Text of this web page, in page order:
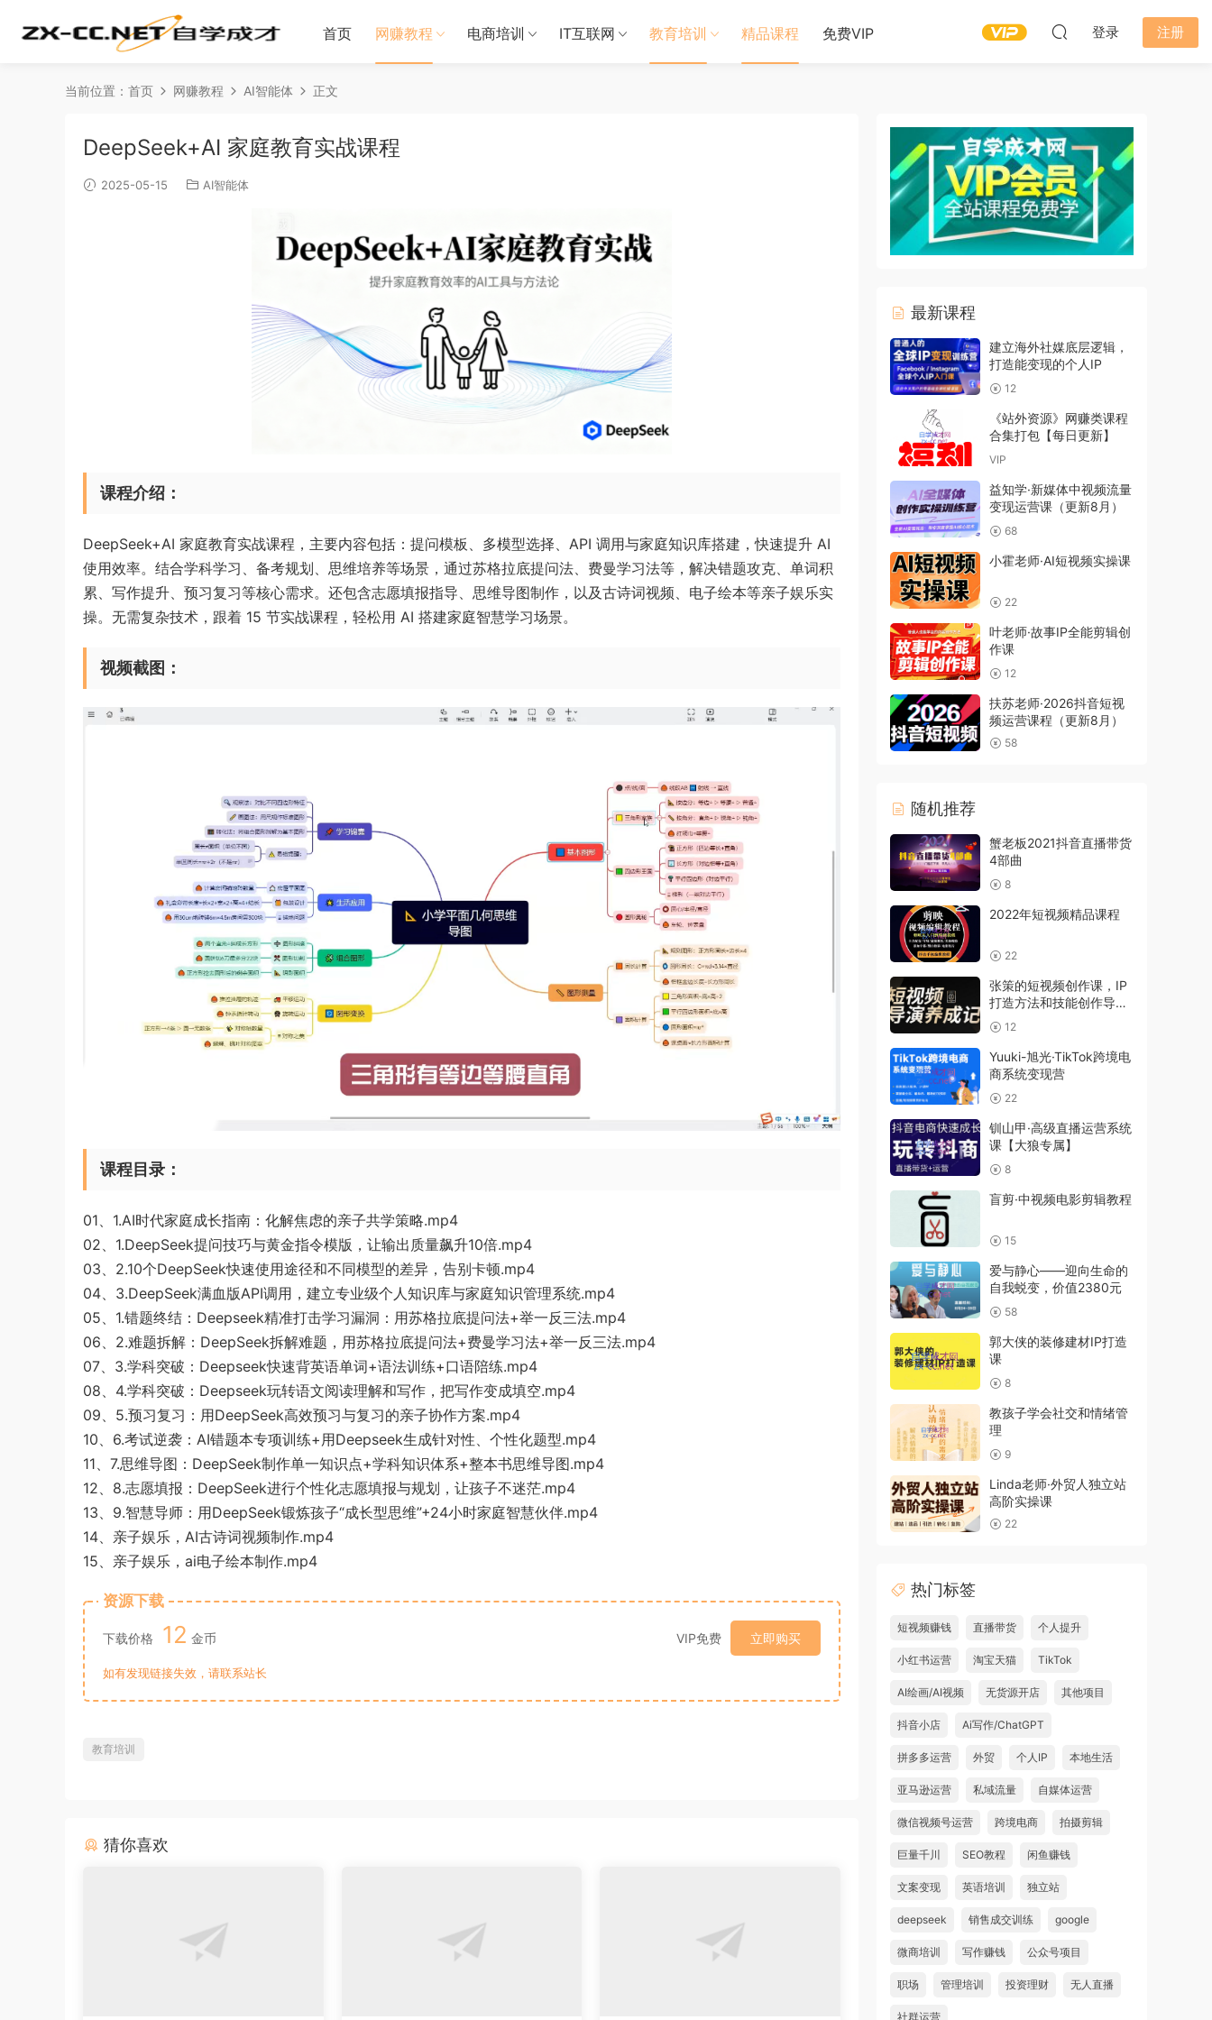
首页 网赚教程 电商培训 IT互联网 教育培训 精品课程 免费VIP 登录 注册
当前位置： 首页 网赚教程 AI智能体 正文
DeepSeek+AI 家庭教育实战课程
2025-05-15 AI智能体
课程介绍：
DeepSeek+AI 家庭教育实战课程，主要内容包括：提问模板、多模型选择、API 调用与家庭知识库搭建，快速提升 AI
使用效率。结合学科学习、备考规划、思维培养等场景，通过苏格拉底提问法、费曼学习法等，解决错题攻克、单词积
累、写作提升、预习复习等核心需求。还包含志愿填报指导、思维导图制作，以及古诗词视频、电子绘本等亲子娱乐实
操。无需复杂技术，跟着 15 节实战课程，轻松用 AI 搭建家庭智慧学习场景。
视频截图：
课程目录：
01、1.AI时代家庭成长指南：化解焦虑的亲子共学策略.mp4
02、1.DeepSeek提问技巧与黄金指令模版，让输出质量飙升10倍.mp4
03、2.10个DeepSeek快速使用途径和不同模型的差异，告别卡顿.mp4
04、3.DeepSeek满血版API调用，建立专业级个人知识库与家庭知识管理系统.mp4
05、1.错题终结：Deepseek精准打击学习漏洞：用苏格拉底提问法+举一反三法.mp4
06、2.难题拆解：DeepSeek拆解难题，用苏格拉底提问法+费曼学习法+举一反三法.mp4
07、3.学科突破：Deepseek快速背英语单词+语法训练+口语陪练.mp4
08、4.学科突破：Deepseek玩转语文阅读理解和写作，把写作变成填空.mp4
09、5.预习复习：用DeepSeek高效预习与复习的亲子协作方案.mp4
10、6.考试逆袭：AI错题本专项训练+用Deepseek生成针对性、个性化题型.mp4
11、7.思维导图：DeepSeek制作单一知识点+学科知识体系+整本书思维导图.mp4
12、8.志愿填报：DeepSeek进行个性化志愿填报与规划，让孩子不迷茫.mp4
13、9.智慧导师：用DeepSeek锻炼孩子“成长型思维”+24小时家庭智慧伙伴.mp4
14、亲子娱乐，AI古诗词视频制作.mp4
15、亲子娱乐，ai电子绘本制作.mp4
资源下载
下载价格 12 金币 VIP免费 立即购买
如有发现链接失效，请联系站长
教育培训
猜你喜欢
最新课程
建立海外社媒底层逻辑，
打造能变现的个人IP
12
《站外资源》网赚类课程
合集打包【每日更新】
VIP
益知学·新媒体中视频流量
变现运营课（更新8月）
68
小霍老师·AI短视频实操课
22
叶老师·故事IP全能剪辑创
作课
12
扶苏老师·2026抖音短视
频运营课程（更新8月）
58
随机推荐
蟹老板2021抖音直播带货
4部曲
8
2022年短视频精品课程
22
张策的短视频创作课，IP
打造方法和技能创作导演
养成记
12
Yuuki-旭光·TikTok跨境电
商系统变现营
22
钏山甲·高级直播运营系统
课【大狼专属】
8
盲剪·中视频电影剪辑教程
15
爱与静心——迎向生命的
自我蜕变，价值2380元
58
郭大侠的装修建材IP打造
课
8
教孩子学会社交和情绪管
理
9
Linda老师·外贸人独立站
高阶实操课
22
热门标签
短视频赚钱 直播带货 个人提升
小红书运营 淘宝天猫 TikTok
AI绘画/AI视频 无货源开店 其他项目
抖音小店 Ai写作/ChatGPT
拼多多运营 外贸 个人IP 本地生活
亚马逊运营 私域流量 自媒体运营
微信视频号运营 跨境电商 拍摄剪辑
巨量千川 SEO教程 闲鱼赚钱
文案变现 英语培训 独立站
deepseek 销售成交训练 google
微商培训 写作赚钱 公众号项目
职场 管理培训 投资理财 无人直播
社群运营